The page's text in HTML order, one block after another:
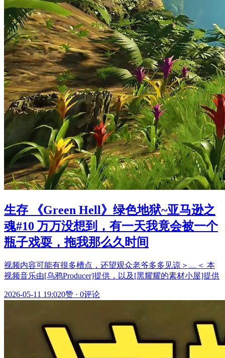
生存 《Green Hell》绿色地狱~亚马逊之
魂#10 万万没想到，有一天我竟会被一个
瓶子戏耍，拖我那么久时间
视频内容可能有很多槽点，还望观众老爷多多见谅＞﹏＜ 本
视频音乐由[乌鸦Producer]提供，以及[黑耀耀的素材小屋]提供
2026-05-11 19:020赞 · 0评论